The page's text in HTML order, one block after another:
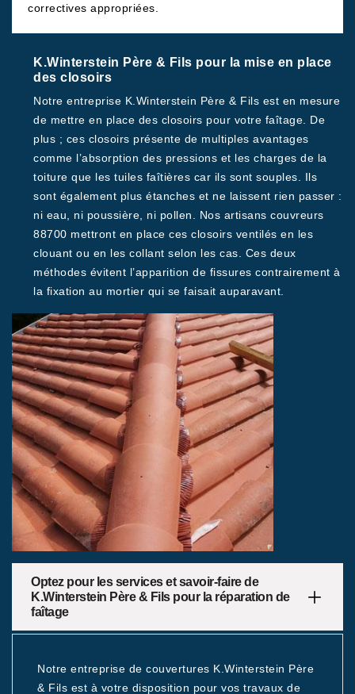
correctives appropriées.
K.Winterstein Père & Fils pour la mise en place
des closoirs
Notre entreprise K.Winterstein Père & Fils est en mesure
de mettre en place des closoirs pour votre faîtage. De
plus ; ces closoirs présente de multiples avantages
comme l’absorption des pressions et les charges de la
toiture que les tuiles faîtières car ils sont souples. Ils
sont également plus étanches et ne laissent rien passer :
ni eau, ni poussière, ni pollen. Nos artisans couvreurs
88700 mettront en place ces closoirs ventilés en les
clouant ou en les collant selon les cas. Ces deux
méthodes évitent l’apparition de fissures contrairement à
la fixation au mortier qui se faisait auparavant.
Optez pour les services et savoir-faire de
K.Winterstein Père & Fils pour la réparation de
faîtage
Notre entreprise de couvertures K.Winterstein Père
& Fils est à votre disposition pour vos travaux de